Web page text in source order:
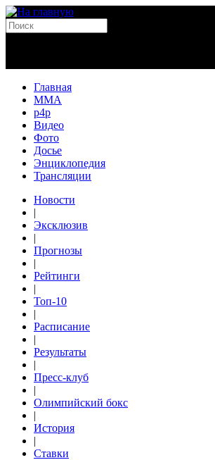
Главная
MMA
p4p
Видео
Фото
Досье
Энциклопедия
Трансляции
Новости
|
Эксклюзив
|
Прогнозы
|
Рейтинги
|
Топ-10
|
Расписание
|
Результаты
|
Пресс-клуб
|
Олимпийский бокс
|
История
|
Ставки